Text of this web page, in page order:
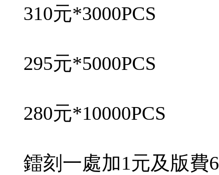
310元*3000PCS
295元*5000PCS
280元*10000PCS
鐳刻一處加1元及版費